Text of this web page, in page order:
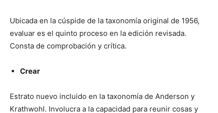
Ubicada en la cúspide de la taxonomía original de 1956,
evaluar es el quinto proceso en la edición revisada.
Consta de comprobación y crítica.
Crear
Estrato nuevo incluido en la taxonomía de Anderson y
Krathwohl. Involucra a la capacidad para reunir cosas y